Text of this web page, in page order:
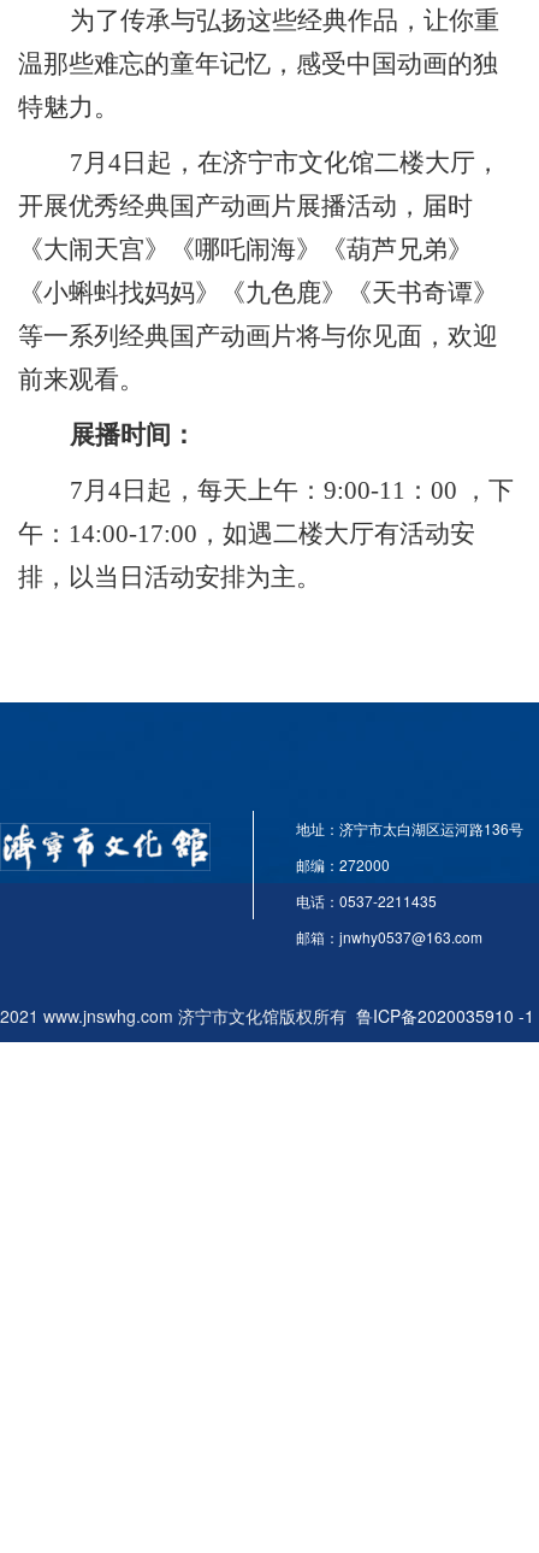
为了传承与弘扬这些经典作品，让你重
温那些难忘的童年记忆，感受中国动画的独
特魅力。
7月4日起，在济宁市文化馆二楼大厅，
开展优秀经典国产动画片展播活动，届时
《大闹天宫》《哪吒闹海》《葫芦兄弟》
《小蝌蚪找妈妈》《九色鹿》《天书奇谭》
等一系列经典国产动画片将与你见面，欢迎
前来观看。
展播时间：
7月4日起，每天上午：9:00-11：00 ，下
午：14:00-17:00，如遇二楼大厅有活动安
排，以当日活动安排为主。
地址：济宁市太白湖区运河路136号
邮编：272000
电话：0537-2211435
邮箱：jnwhy0537@163.com
2021 www.jnswhg.com 济宁市文化馆版权所有 鲁ICP备2020035910 -1